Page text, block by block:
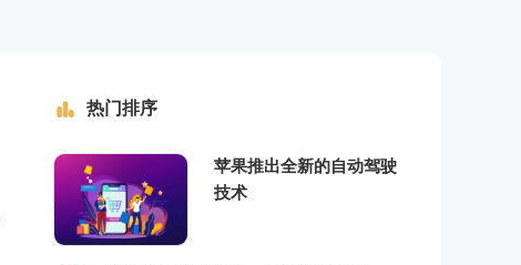
热门排序
苹果推出全新的自动驾驶
技术